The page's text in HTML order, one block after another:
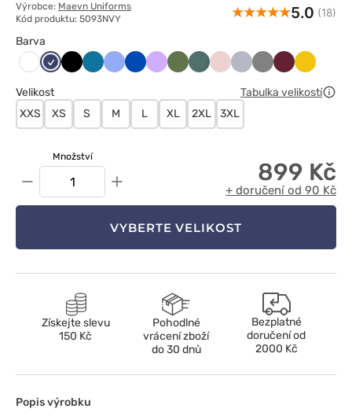
Výrobce: Maevn Uniforms
Kód produktu: 5093NVY
5.0 (18)
Barva
BiałyCiemnyCzarnyKaraibskiKlasyczny
KrólewskiLawendowy
OliwkowyPastelowa
Pastelowy
Popielaty
Szary Wiśniowy
Żółty
Velikost
Tabulka velikostí
XXS
XS S M L XL 2XL 3XL
Množství
− + 899 Kč
+ doručení od 90 Kč
VYBERTE VELIKOST
Získejte slevu
150 Kč
Pohodlné
vrácení zboží
do 30 dnů
Bezplatné
doručení od
2000 Kč
Popis výrobku